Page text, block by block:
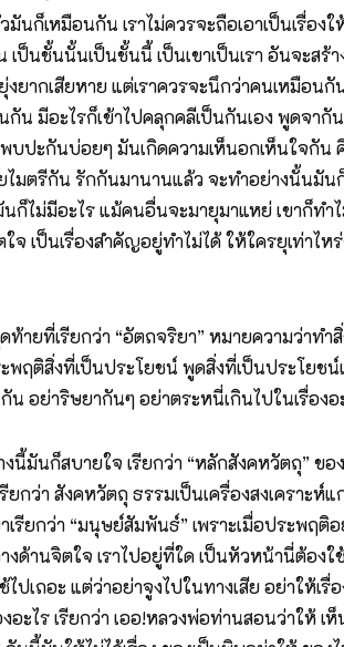
นก็เหมือนกัน เราไม่ควรจะถือเอาเป็นเรื่อง
เป็นชั้นนั้นเป็นชั้นนี้ เป็นเขาเป็นเรา อันจะสร้
งยากเสียหาย แต่เราควรจะนึกว่าคนเหมือน
กัน มีอะไรก็เข้าไปคลุกคลีเป็นกันเอง พูดจากั
บปะกันบ่อยๆ มันเกิดความเห็นอกเห็นใจกัน
ยไมตรีกัน รักกันมานานแล้ว จะทำอย่างนั้นมัน
ก็ไม่มีอะไร แม้คนอื่นจะมายุมาแหย่ เขาก็ทำ
จ เป็นเรื่องสำคัญอยู่ทำไม่ได้ ให้ใครยุเท่าไห
ที่เรียกว่า “อัตถจริยา” หมายความว่าทำสิ่
พฤติสิ่งที่เป็นประโยชน์ พูดสิ่งที่เป็นประโยช
น อย่าริษยากันๆ อย่าตระหนี่เกินไปในเรื่องอ
ก็สบายใจ เรียกว่า “หลักสังคหวัตถุ” ของ
ยกว่า สังคหวัตถุ ธรรมเป็นเครื่องสงเคราะห์
เรียกว่า “มนุษย์สัมพันธ์” เพราะเมื่อประพฤติ
งด้านจิตใจ เราไปอยู่ที่ใด เป็นหัวหน้านี่ต้องใ
ปเถอะ แต่ว่าอย่าจูงไปในทางเสีย อย่าให้เรื่อ
อะไร เรียกว่า เออ!หลวงพ่อท่านสอนว่าให้ เห็